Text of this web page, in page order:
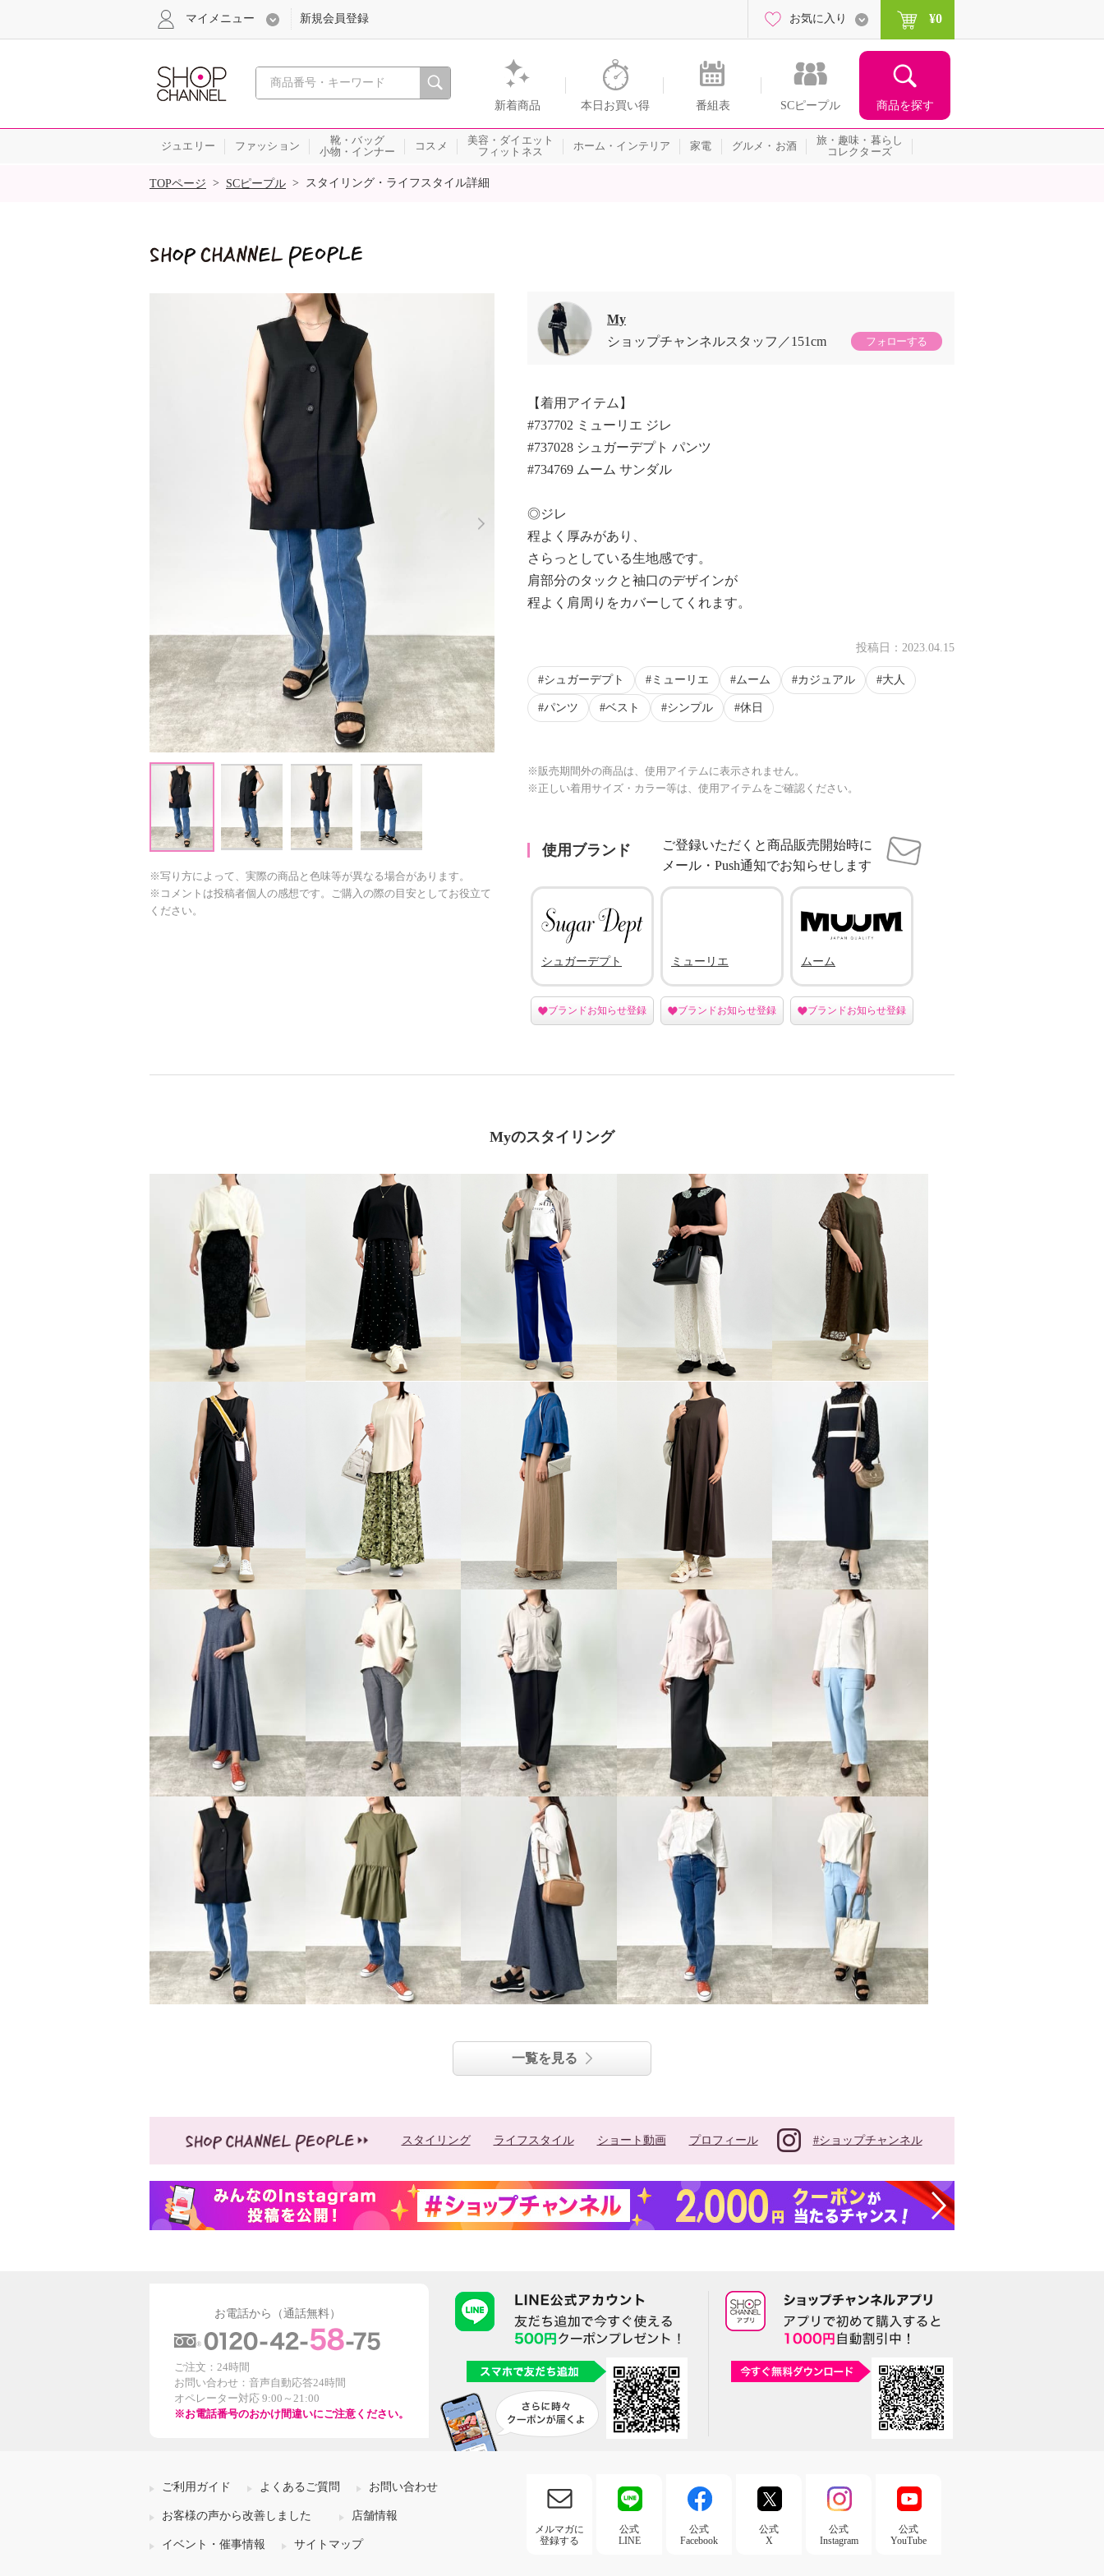
心おどる、瞬間を。通販・テレビショッピングのショップチャンネル
新着商品 本日お買い得 番組表 SCピープル 商品を探す
マイメニュー 新規会員登録 お気に入り ¥0
ジュエリー ファッション
靴・バッグ
小物・インナー
コスメ
美容・ダイエット
フィットネス
ホーム・インテリア 家電 グルメ・お酒
旅・趣味・暮らし
コレクターズ
SALE
TOPページ > SCピープル > スタイリング・ライフスタイル詳細
※写り方によって、実際の商品と色味等が異なる場合があります。
※コメントは投稿者個人の感想です。ご購入の際の目安としてお役立て
ください。
My
ショップチャンネルスタッフ
151cm フォローする
【着用アイテム】
#737702 ミューリエ ジレ
#737028 シュガーデプト パンツ
#734769 ムーム サンダル
◎ジレ
程よく厚みがあり、
さらっとしている生地感です。
肩部分のタックと袖口のデザインが
程よく肩周りをカバーしてくれます。
投稿日： 2023.04.15
シュガーデプト ミューリエ ムーム カジュアル 大人
パンツ ベスト シンプル 休日
※販売期間外の商品は、使用アイテムに表示されません。
※正しい着用サイズ・カラー等は、使用アイテムをご確認ください。
使用ブランド
ご登録いただくと商品販売開始時に
メール・Push通知でお知らせします
シュガーデプト
ブランドお知らせ登録
ミューリエ
ブランドお知らせ登録
ムーム
ブランドお知らせ登録
Myのスタイリング
一覧を見る
スタイリング ライフスタイル ショート動画 プロフィール #ショップチャンネル
お電話から（通話無料）
ご注文：24時間
お問い合わせ：音声自動応答24時間
オペレーター対応 9:00～21:00
※お電話番号のおかけ間違いにご注意ください。
ご利用ガイド よくあるご質問 お問い合わせ
お客様の声から改善しました 店舗情報
イベント・催事情報 サイトマップ
メルマガに
登録する
公式
LINE
公式
Facebook
公式
X
公式
Instagram
公式
YouTube